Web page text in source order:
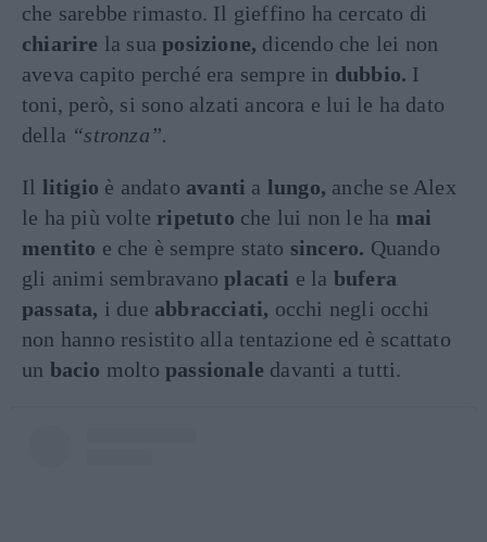
che sarebbe rimasto. Il gieffino ha cercato di
chiarire la suaposizione, dicendo che lei non
aveva capito perché era sempre in dubbio. I
toni, però, si sono alzati ancora e lui le ha dato
della “stronza”.
Il litigio è andato avanti a lungo, anche se Alex
le ha più volte ripetuto che lui non le ha mai
mentito e che è sempre stato sincero. Quando
gli animi sembravanoplacati e la bufera
passata, i due abbracciati, occhi negli occhi
non hanno resistito alla tentazione ed è scattato
un bacio moltopassionale davanti a tutti.